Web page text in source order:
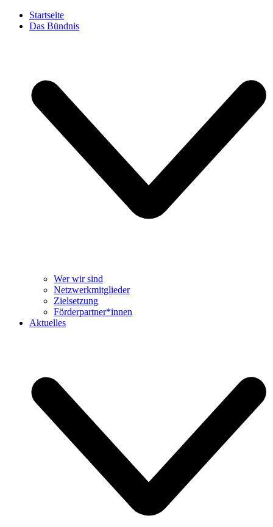
Startseite
Das Bündnis
Wer wir sind
Netzwerkmitglieder
Zielsetzung
Förderpartner*innen
Aktuelles